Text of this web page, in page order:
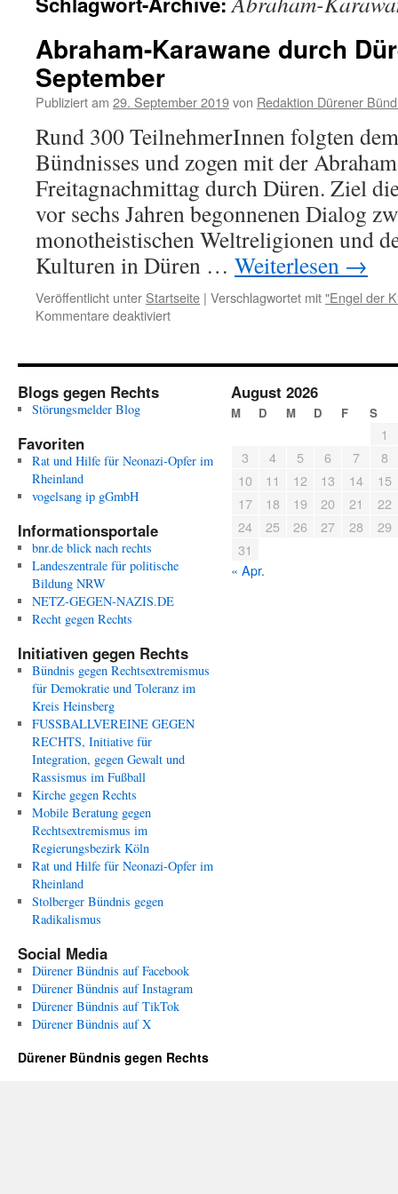
Abraham-Karawane durch
September
Publiziert am 29. September 2019von Redaktion Dürener
Rund 300 TeilnehmerInnen folgten
Bündnisses und zogen mit der
Freitagnachmittag durch Düren. Ziel
vor sechs Jahren begonnenen Dialog
monotheistischen Weltreligionen und
Kulturen in Düren … Weiterlesen →
Veröffentlicht unter Startseite | Verschlagwortet mit"Engel der
Kommentare deaktiviertfür
durch
Blogs gegen Rechts
Störungsmelder Blog
Favoriten
Rat und Hilfe für Neonazi-Opfer im
Rheinland
vogelsang ip gGmbH
Informationsportale
bnr.de blick nach rechts
Landeszentrale für politische
Bildung NRW
NETZ-GEGEN-NAZIS.DE
Recht gegen Rechts
Initiativen gegen Rechts
Bündnis gegen Rechtsextremismus
für Demokratie und Toleranz im
Kreis Heinsberg
FUSSBALLVEREINE GEGEN
RECHTS, Initiative für
Integration, gegen Gewalt und
Rassismus im Fußball
Kirche gegen Rechts
Mobile Beratung gegen
Rechtsextremismus im
Regierungsbezirk Köln
Rat und Hilfe für Neonazi-Opfer im
Rheinland
Stolberger Bündnis gegen
Radikalismus
Social Media
Dürener Bündnis auf Facebook
Dürener Bündnis auf Instagram
Dürener Bündnis auf TikTok
Dürener Bündnis auf X
August 2026
M D M D F S
1
3
4 5 6 7
8
10
11 12 13 14
15
17
18 19 20 21
22
24
25 26 27 28
29
31
« Apr.
Dürener Bündnis gegen Rechts